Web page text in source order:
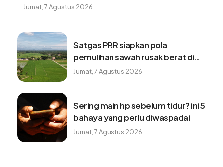
Jumat, 7 Agustus 2026
Satgas PRR siapkan pola
pemulihan sawah rusak berat di
wilayah terdampak bencana
Jumat, 7 Agustus 2026
Sering main hp sebelum tidur? ini 5
bahaya yang perlu diwaspadai
Jumat, 7 Agustus 2026